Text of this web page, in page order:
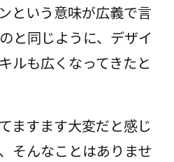
という意味が広義で言
と同じように、デザイ
ルも広くなってきたと
ますます大変だと感じ
そんなことはありませ